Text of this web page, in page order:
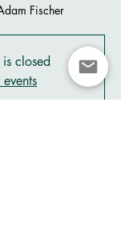
Fischer
closed